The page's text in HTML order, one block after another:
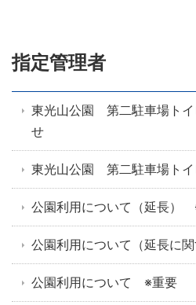
指定管理者
東光山公園 第二駐車場トイ
せ
東光山公園 第二駐車場トイ
公園利用について（延長）
公園利用について（延長に
公園利用について ※重要